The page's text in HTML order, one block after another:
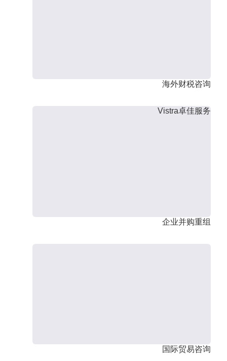
海外财税咨询
Vistra卓佳服务
企业并购重组
国际贸易咨询